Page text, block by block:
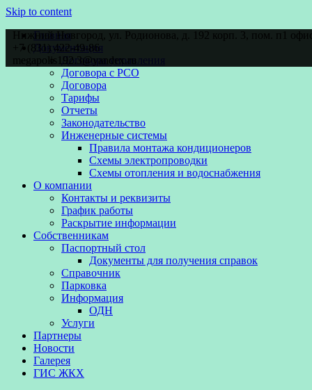
Skip to content
Нижний Новгород, ул. Родионова, д. 192 корп. 3, пом. п1
+7 (831) 422-49-86
megapolis192.3@yandex.ru
Главная
Документация
Договора управления
Договора с РСО
Договора
Тарифы
Отчеты
Законодательство
Инженерные системы
Правила монтажа кондиционеров
Схемы электропроводки
Схемы отопления и водоснабжения
О компании
Контакты и реквизиты
График работы
Раскрытие информации
Собственникам
Паспортный стол
Документы для получения справок
Справочник
Парковка
Информация
ОДН
Услуги
Партнеры
Новости
Галерея
ГИС ЖКХ